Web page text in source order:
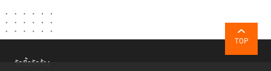
TOP
จัดซื้อจัดจ้าง